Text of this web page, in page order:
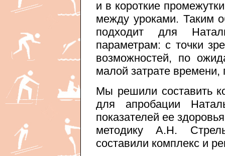
и в короткие
между уроками. Таким
подходит для
параметрам: с точки
возможностей, по
малой затрате времени,
Мы решили составить
для апробации
показателей ее
методику А.Н.
составили комплекс и